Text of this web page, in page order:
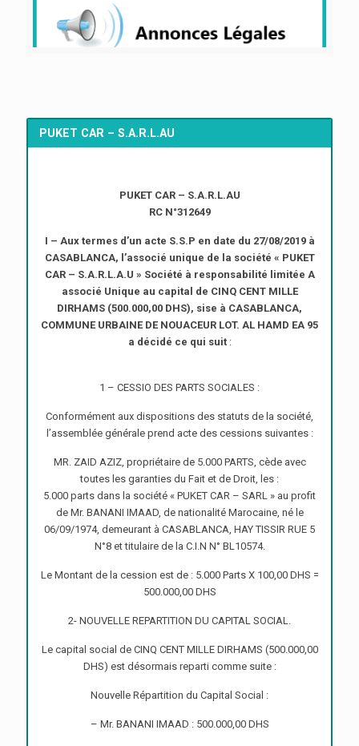
PUKET CAR – S.A.R.L.AU
PUKET CAR – S.A.R.L.AU
RC N°312649
I – Aux termes d’un acte S.S.P en date du 27/08/2019 à
CASABLANCA, l’associé unique de la société « PUKET
CAR – S.A.R.L.A.U » Société à responsabilité limitée A
associé Unique au capital de CINQ CENT MILLE
DIRHAMS (500.000,00 DHS), sise à CASABLANCA,
COMMUNE URBAINE DE NOUACEUR LOT. AL HAMD EA 95
a décidé ce qui suit:
1 – CESSIO DES PARTS SOCIALES :
Conformément aux dispositions des statuts de la société,
l’assemblée générale prend acte des cessions suivantes :
MR. ZAID AZIZ, propriétaire de 5.000 PARTS, cède avec
toutes les garanties du Fait et de Droit, les :
5.000 parts dans la société « PUKET CAR – SARL » au profit
de Mr. BANANI IMAAD, de nationalité Marocaine, né le
06/09/1974, demeurant à CASABLANCA, HAY TISSIR RUE 5
N°8 et titulaire de la C.I.N N° BL10574.
Le Montant de la cession est de : 5.000 Parts X 100,00 DHS =
500.000,00 DHS
2- NOUVELLE REPARTITION DU CAPITAL SOCIAL.
Le capital social de CINQ CENT MILLE DIRHAMS (500.000,00
DHS) est désormais reparti comme suite :
Nouvelle Répartition du Capital Social :
– Mr. BANANI IMAAD : 500.000,00 DHS